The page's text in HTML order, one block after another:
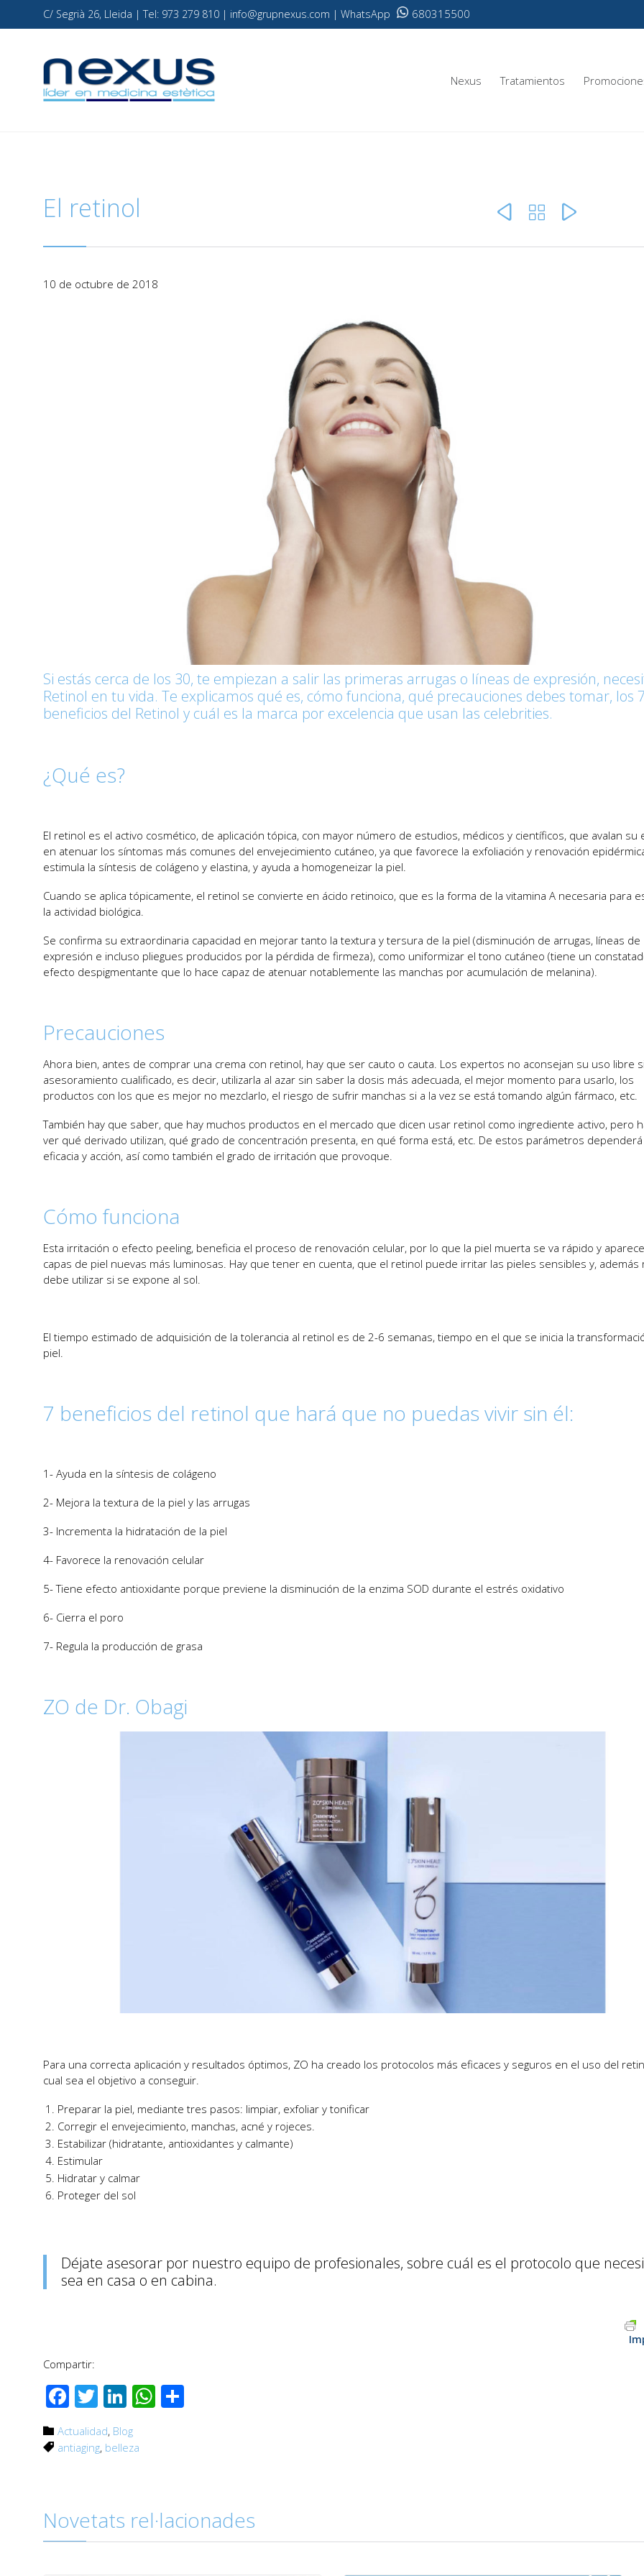
C/ Segrià 26, Lleida | Tel: 973 279 810 | info@grupnexus.com | WhatsApp 680315500
Nexus Tratamientos
El retinol   
10 de octubre de 2018
Si estás cerca de los 30, te empiezan a salir las primeras arrugas o líneas de expresión,
Retinol en tu vida. Te explicamos qué es, cómo funciona, qué precauciones debes tomar, los 7
beneficios del Retinol y cuál es la marca por excelencia que usan las celebrities.
¿Qué es?
El retinol es el activo cosmético, de aplicación tópica, con mayor número de estudios, médicos y científicos, que avalan su
en atenuar los síntomas más comunes del envejecimiento cutáneo, ya que favorece la exfoliación y renovación
estimula la síntesis de colágeno y elastina, y ayuda a homogeneizar la piel.
Cuando se aplica tópicamente, el retinol se convierte en ácido retinoico, que es la forma de la vitamina A necesaria para
la actividad biológica.
Se confirma su extraordinaria capacidad en mejorar tanto la textura y tersura de la piel (disminución de arrugas, líneas de
expresión e incluso pliegues producidos por la pérdida de firmeza), como uniformizar el tono cutáneo (tiene un
efecto despigmentante que lo hace capaz de atenuar notablemente las manchas por acumulación de melanina).
Precauciones
Ahora bien, antes de comprar una crema con retinol, hay que ser cauto o cauta. Los expertos no aconsejan su uso libre
asesoramiento cualificado, es decir, utilizarla al azar sin saber la dosis más adecuada, el mejor momento para usarlo, los
productos con los que es mejor no mezclarlo, el riesgo de sufrir manchas si a la vez se está tomando algún fármaco, etc.
También hay que saber, que hay muchos productos en el mercado que dicen usar retinol como ingrediente activo, pero
ver qué derivado utilizan, qué grado de concentración presenta, en qué forma está, etc. De estos parámetros
eficacia y acción, así como también el grado de irritación que provoque.
Cómo funciona
Esta irritación o efecto peeling, beneficia el proceso de renovación celular, por lo que la piel muerta se va rápido y
capas de piel nuevas más luminosas. Hay que tener en cuenta, que el retinol puede irritar las pieles sensibles y, además
debe utilizar si se expone al sol.
El tiempo estimado de adquisición de la tolerancia al retinol es de 2-6 semanas, tiempo en el que se inicia la
piel.
7 beneficios del retinol que hará que no puedas vivir sin él:
1- Ayuda en la síntesis de colágeno
2- Mejora la textura de la piel y las arrugas
3- Incrementa la hidratación de la piel
4- Favorece la renovación celular
5- Tiene efecto antioxidante porque previene la disminución de la enzima SOD durante el estrés oxidativo
6- Cierra el poro
7- Regula la producción de grasa
ZO de Dr. Obagi
Para una correcta aplicación y resultados óptimos, ZO ha creado los protocolos más eficaces y seguros en el uso del
cual sea el objetivo a conseguir.
Preparar la piel, mediante tres pasos: limpiar, exfoliar y tonificar
Corregir el envejecimiento, manchas, acné y rojeces.
Estabilizar (hidratante, antioxidantes y calmante)
Estimular
Hidratar y calmar
Proteger del sol
Déjate asesorar por nuestro equipo de profesionales, sobre cuál es el protocolo que
sea en casa o en cabina.
Compartir:
Facebook
Twitter
LinkedIn
WhatsApp
 Category
Actualidad, Blog
 Tags
antiaging, belleza
Novetats rel·lacionades